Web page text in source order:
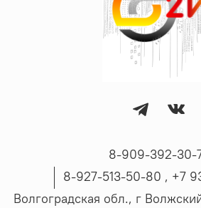
8-909-392-30-
8-927-513-50-80 , ‪+7
Волгоградская обл., г